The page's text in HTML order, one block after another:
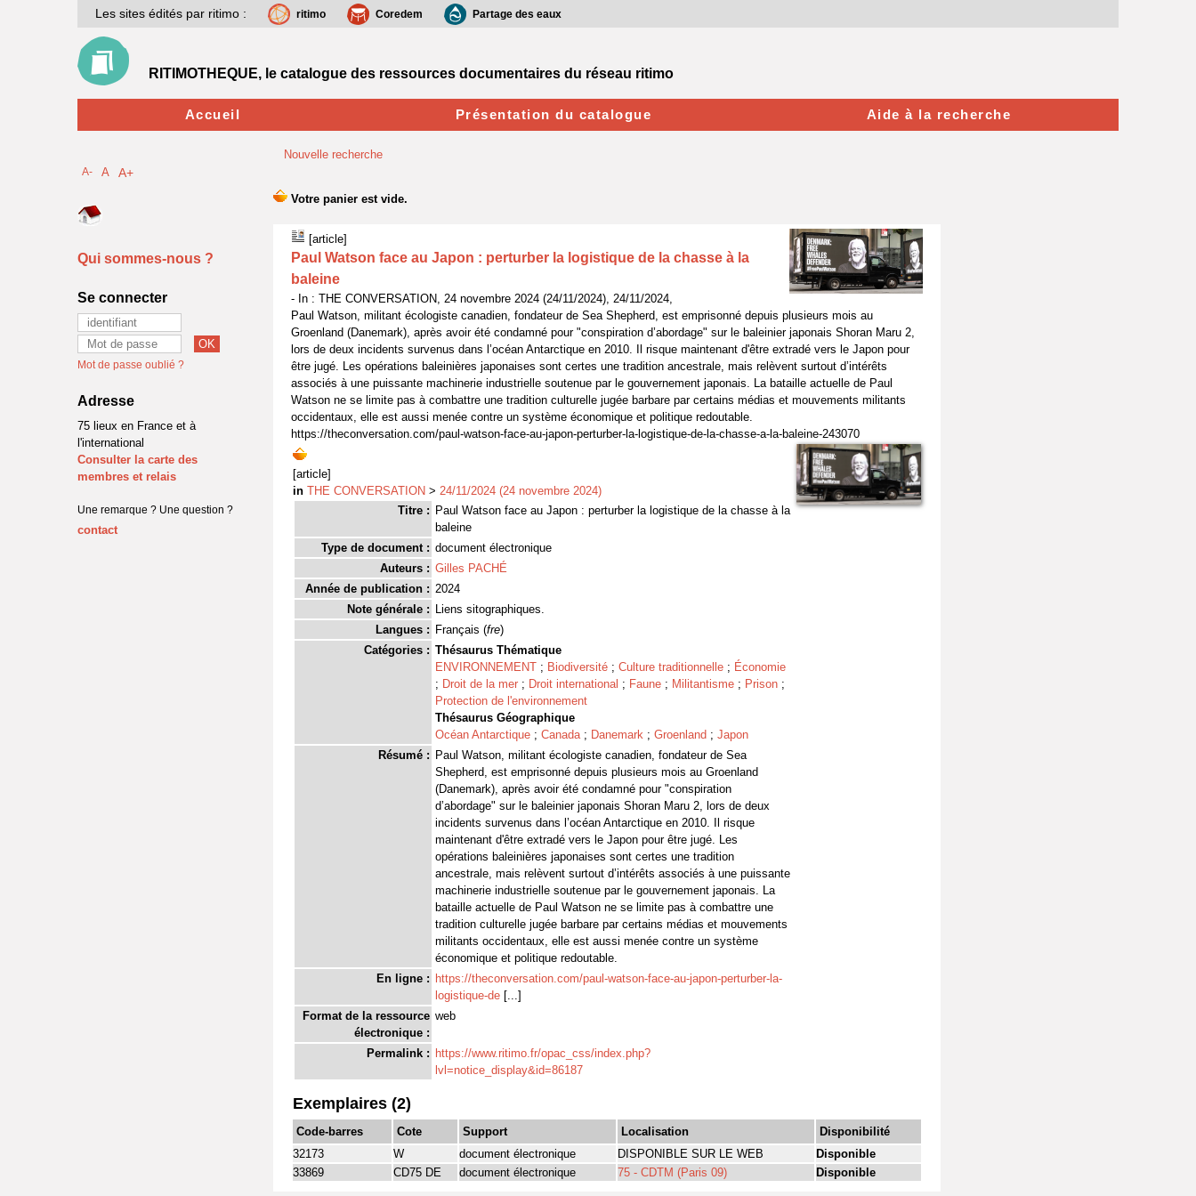
Nouvelle recherche
[article]
Paul Watson face au Japon : perturber la logistique de la chasse à la
baleine
- In : THE CONVERSATION, 24 novembre 2024 (24/11/2024), 24/11/2024,
Paul Watson, militant écologiste canadien, fondateur de Sea Shepherd, est emprisonné depuis plusieurs mois au
Groenland (Danemark), après avoir été condamné pour "conspiration d’abordage" sur le baleinier japonais Shoran Maru 2,
lors de deux incidents survenus dans l’océan Antarctique en 2010. Il risque maintenant d'être extradé vers le Japon pour
être jugé. Les opérations baleinières japonaises sont certes une tradition ancestrale, mais relèvent surtout d’intérêts
associés à une puissante machinerie industrielle soutenue par le gouvernement japonais. La bataille actuelle de Paul
Watson ne se limite pas à combattre une tradition culturelle jugée barbare par certains médias et mouvements militants
occidentaux, elle est aussi menée contre un système économique et politique redoutable.
https://theconversation.com/paul-watson-face-au-japon-perturber-la-logistique-de-la-chasse-a-la-baleine-243070
[article]
in THE CONVERSATION > 24/11/2024 (24 novembre 2024)
Titre : Paul Watson face au Japon : perturber la logistique de la chasse à la
baleine
Type de document : document électronique
Auteurs : Gilles PACHÉ
Année de publication : 2024
Note générale : Liens sitographiques.
Langues : Français (fre)
Catégories : Thésaurus Thématique
ENVIRONNEMENT ; Biodiversité ; Culture traditionnelle ; Économie
; Droit de la mer ; Droit international ; Faune ; Militantisme ; Prison ;
Protection de l'environnement
Thésaurus Géographique
Océan Antarctique ; Canada; Danemark ; Groenland ; Japon
Résumé : Paul Watson, militant écologiste canadien, fondateur de Sea
Shepherd, est emprisonné depuis plusieurs mois au Groenland
(Danemark), après avoir été condamné pour "conspiration
d’abordage" sur le baleinier japonais Shoran Maru 2, lors de deux
incidents survenus dans l’océan Antarctique en 2010. Il risque
maintenant d'être extradé vers le Japon pour être jugé. Les
opérations baleinières japonaises sont certes une tradition
ancestrale, mais relèvent surtout d’intérêts associés à une puissante
machinerie industrielle soutenue par le gouvernement japonais. La
bataille actuelle de Paul Watson ne se limite pas à combattre une
tradition culturelle jugée barbare par certains médias et mouvements
militants occidentaux, elle est aussi menée contre un système
économique et politique redoutable.
En ligne : https://theconversation.com/paul-watson-face-au-japon-perturber-la-
logistique-de [...]
Format de la ressource
électronique :
web
Permalink : https://www.ritimo.fr/opac_css/index.php?
lvl=notice_display&id=86187
Exemplaires (2)
Code-barres Cote Support Localisation
Disponibilité
32173
W document électronique DISPONIBLE SUR LE WEB
Disponible
33869
CD75 DE document électronique 75 - CDTM (Paris 09) Disponible
Les sites édités par ritimo : ritimo Coredem Partage des eaux
RITIMOTHEQUE, le catalogue des ressources documentaires du réseau ritimo
Accueil Présentation du catalogue Aide à la recherche
A- A A+
Qui sommes-nous ?
Se connecter
Mot de passe oublié ?
Adresse
75 lieux en France et à
l'international
Consulter la carte des
membres et relais
Une remarque ? Une question ?
contact